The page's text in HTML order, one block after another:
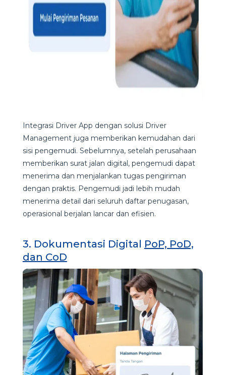
Integrasi Driver App dengan solusi Driver
Management juga memberikan kemudahan dari
sisi pengemudi. Sebelumnya, setelah perusahaan
memberikan surat jalan digital, pengemudi dapat
menerima dan menjalankan tugas pengiriman
dengan praktis. Pengemudi jadi lebih mudah
menerima detail dari seluruh daftar penugasan,
operasional berjalan lancar dan efisien.
3. Dokumentasi Digital PoP, PoD,
dan CoD